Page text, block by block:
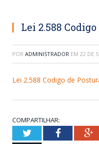
Lei 2.588
POR ADMINISTRADOR EM 22 DE
Lei 2.588 Codigo de
COMPARTILHAR:
TwitterFacebook